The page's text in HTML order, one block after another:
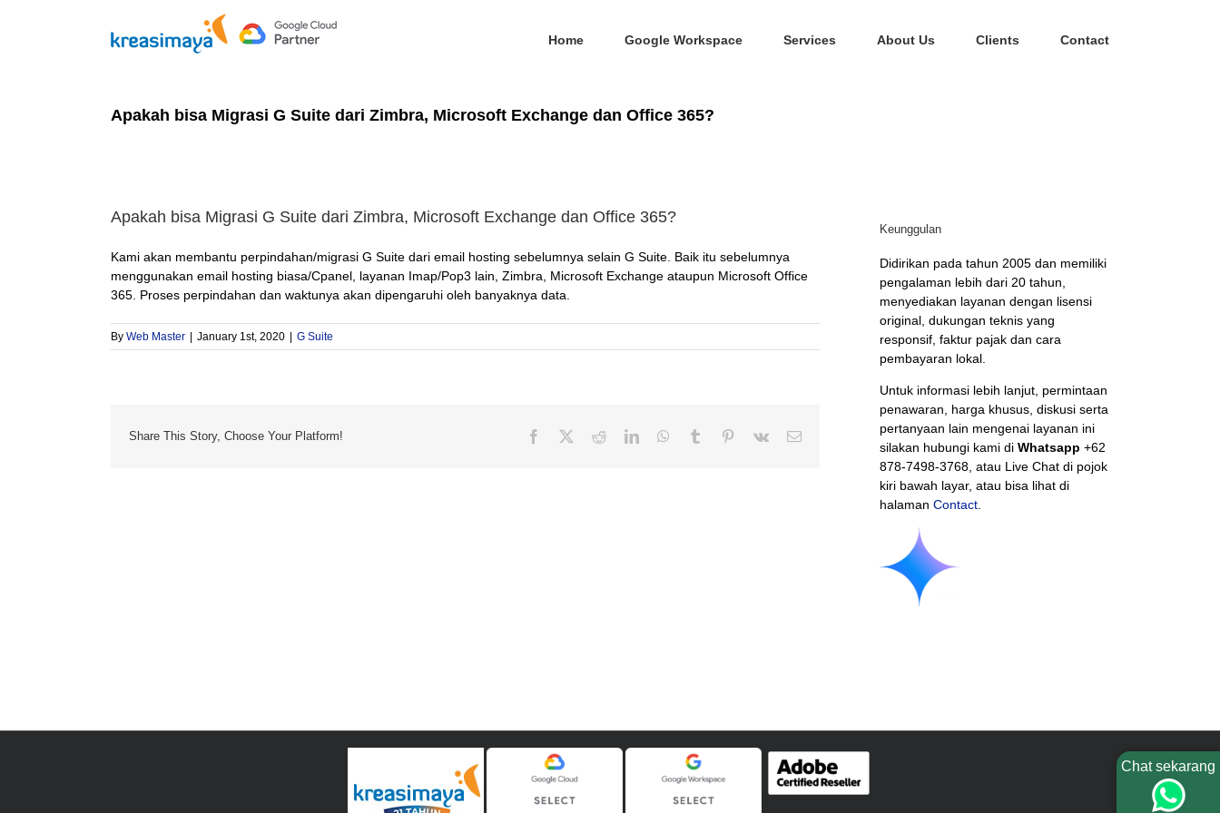
Home Google Workspace Services About Us Clients Contact
Apakah bisa Migrasi G Suite dari Zimbra, Microsoft Exchange dan Office 365?
Apakah bisa Migrasi G Suite dari Zimbra, Microsoft Exchange dan Office 365?
Kami akan membantu perpindahan/migrasi G Suite dari email hosting sebelumnya selain G Suite. Baik itu sebelumnya
menggunakan email hosting biasa/Cpanel, layanan Imap/Pop3 lain, Zimbra, Microsoft Exchange ataupun Microsoft Office
365. Proses perpindahan dan waktunya akan dipengaruhi oleh banyaknya data.
By Web Master | January 1st, 2020 | G Suite
Share This Story, Choose Your Platform! Facebook RedditLinkedInWhatsApp
Tumblr Pinterest
Vk Email
Keunggulan
Didirikan pada tahun 2005 dan memiliki
pengalaman lebih dari 20 tahun,
menyediakan layanan dengan lisensi
original, dukungan teknis yang
responsif, faktur pajak dan cara
pembayaran lokal.
Untuk informasi lebih lanjut, permintaan
penawaran, harga khusus, diskusi serta
pertanyaan lain mengenai layanan ini
silakan hubungi kami di Whatsapp +62
878-7498-3768, atau Live Chat di pojok
kiri bawah layar, atau bisa lihat di
halaman Contact
Chat sekarang